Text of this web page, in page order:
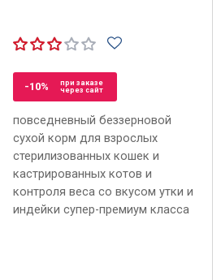
-10%
при заказе
через сайт
повседневный беззерновой
сухой корм для взрослых
стерилизованных кошек и
кастрированных котов и
контроля веса со вкусом утки и
индейки супер-премиум класса